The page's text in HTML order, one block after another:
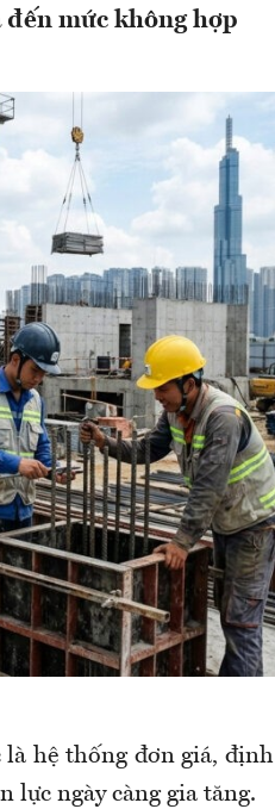
đến mức không hợp
hệ thống đơn giá, định
lực ngày càng gia tăng.